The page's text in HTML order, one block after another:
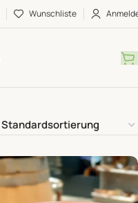
Wunschliste